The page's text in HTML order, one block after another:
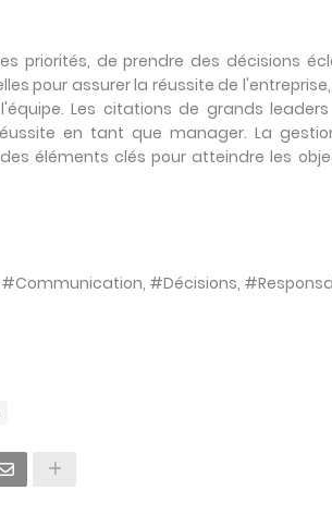
priorités, de prendre des décisions
pour assurer la réussite de
Les citations de grands
en tant que manager. La
éléments clés pour atteindre les
#Décisions,